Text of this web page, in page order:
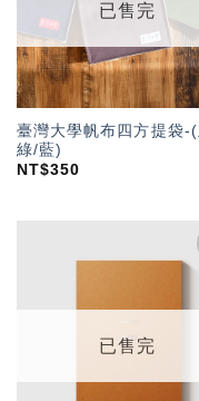
已售完
臺灣大學帆布四方提袋-
綠/藍)
NT$350
已售完